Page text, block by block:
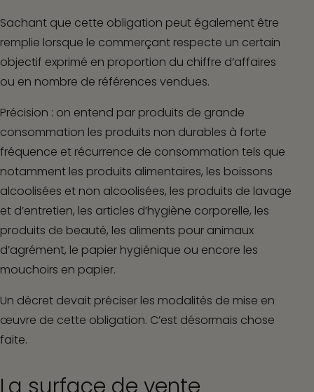
Sachant que cette obligation peut également être
remplie lorsque le commerçant respecte un certain
objectif exprimé en proportion du chiffre d’affaires
ou en nombre de références vendues.
Précision : on entend par produits de grande
consommation les produits non durables à forte
fréquence et récurrence de consommation tels que
notamment les produits alimentaires, les boissons
alcoolisées et non alcoolisées, les produits de lavage
et d’entretien, les articles d’hygiène corporelle, les
produits de beauté, les aliments pour animaux
d’agrément, le papier hygiénique ou encore les
mouchoirs en papier.
Un décret devait préciser les modalités de mise en
œuvre de cette obligation. C’est désormais chose
faite.